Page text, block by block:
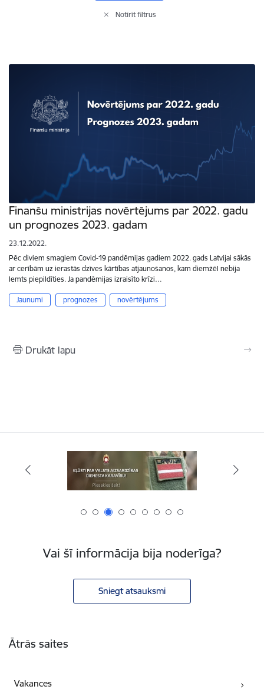
Notīrīt filtrus
Finanšu ministrijas novērtējums par 2022. gadu
un prognozes 2023. gadam
23.12.2022.
Pēc diviem smagiem Covid-19 pandēmijas gadiem 2022. gads Latvijai sākās
ar cerībām uz ierastās dzīves kārtības atjaunošanos, kam diemžēl nebija
lemts piepildīties. Ja pandēmijas izraisīto krīzi…
Jaunumi prognozes novērtējums
Drukāt lapu
Vai šī informācija bija noderīga?
Sniegt atsauksmi
Ātrās saites
Vakances